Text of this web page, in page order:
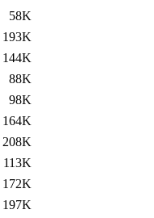
58K
193K
144K
88K
98K
164K
208K
113K
172K
197K